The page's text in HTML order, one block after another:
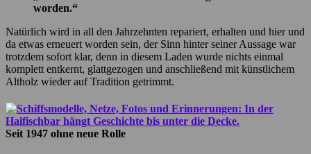
worden.“
Natürlich wird in all den Jahrzehnten repariert, erhalten und hier und
da etwas erneuert worden sein, der Sinn hinter seiner Aussage war
trotzdem sofort klar, denn in diesem Laden wurde nichts einmal
komplett entkernt, glattgezogen und anschließend mit künstlichem
Altholz wieder auf Tradition getrimmt.
Seit 1947 ohne neue Rolle